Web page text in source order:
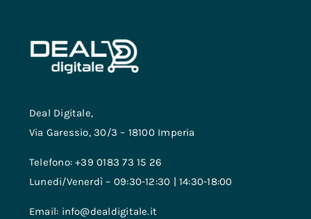
Deal Digitale,
Via Garessio, 30/3 – 18100 Imperia
Telefono: +39 0183 73 15 26
Lunedi/Venerdì – 09:30-12:30 | 14:30-18:00
Email: info@dealdigitale.it